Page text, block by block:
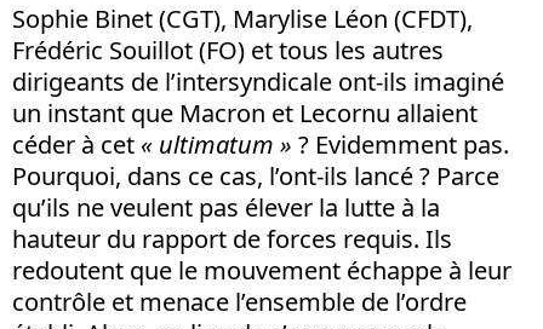
Sophie Binet (CGT), Marylise Léon (CFDT),
Frédéric Souillot (FO) et tous les autres
dirigeants de l’intersyndicale ont-ils imaginé
un instant que Macron et Lecornu allaient
céder à cet « ultimatum » ? Evidemment pas.
Pourquoi, dans ce cas, l’ont-ils lancé ? Parce
qu’ils ne veulent pas élever la lutte à la
hauteur du rapport de forces requis. Ils
redoutent que le mouvement échappe à leur
contrôle et menace l’ensemble de l’ordre